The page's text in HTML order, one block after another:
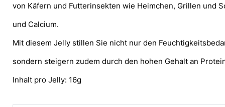
von Käfern und Futterinsekten wie Heimchen, Grillen und
und Calcium.
Mit diesem Jelly stillen Sie nicht nur den
sondern steigern zudem durch den hohen Gehalt an
Inhalt pro Jelly: 16g